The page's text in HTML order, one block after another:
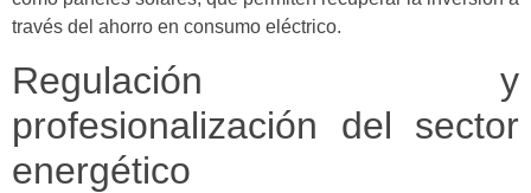
través del ahorro en consumo eléctrico.
Regulación y
profesionalización del sector
energético